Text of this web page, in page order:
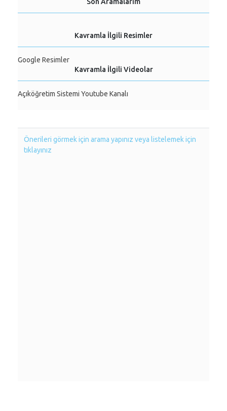
Kavramla İlgili Resimler
Google Resimler
Kavramla İlgili Videolar
Açıköğretim Sistemi Youtube Kanalı
Önerileri görmek için arama yapınız veya listelemek için
tıklayınız